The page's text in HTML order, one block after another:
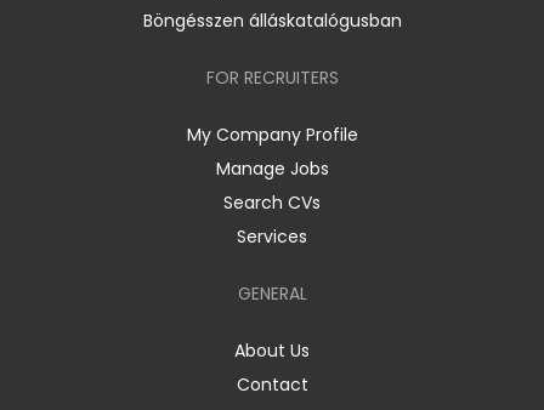
Böngésszen álláskatalógusban
FOR RECRUITERS
My Company Profile
Manage Jobs
Search CVs
Services
GENERAL
About Us
Contact